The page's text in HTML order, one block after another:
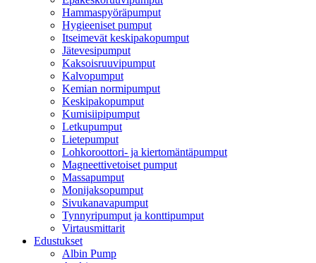
Hammaspyöräpumput
Hygieeniset pumput
Itseimevät keskipakopumput
Jätevesipumput
Kaksoisruuvipumput
Kalvopumput
Kemian normipumput
Keskipakopumput
Kumisiipipumput
Letkupumput
Lietepumput
Lohkoroottori- ja kiertomäntäpumput
Magneettivetoiset pumput
Massapumput
Monijaksopumput
Sivukanavapumput
Tynnyripumput ja konttipumput
Virtausmittarit
Edustukset
Albin Pump